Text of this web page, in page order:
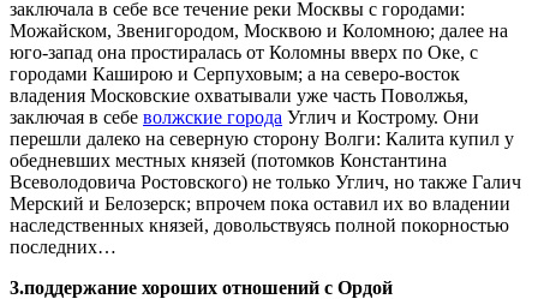
заключала в себе все течение реки Москвы с городами:
Можайском, Звенигородом, Москвою и Коломною; далее на
юго-запад она простиралась от Коломны вверх по Оке, с
городами Каширою и Серпуховым; а на северо-восток
владения Московские охватывали уже часть Поволжья,
заключая в себе волжские города Углич и Кострому. Они
перешли далеко на северную сторону Волги: Калита купил у
обедневших местных князей (потомков Константина
Всеволодовича Ростовского) не только Углич, но также Галич
Мерский и Белозерск; впрочем пока оставил их во владении
наследственных князей, довольствуясь полной покорностью
последних…
3.поддержание хороших отношений с Ордой